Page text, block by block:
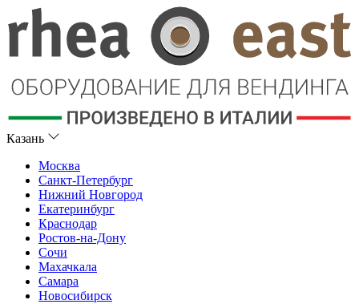
Казань
Москва
Санкт-Петербург
Нижний Новгород
Екатеринбург
Краснодар
Ростов-на-Дону
Сочи
Махачкала
Самара
Новосибирск